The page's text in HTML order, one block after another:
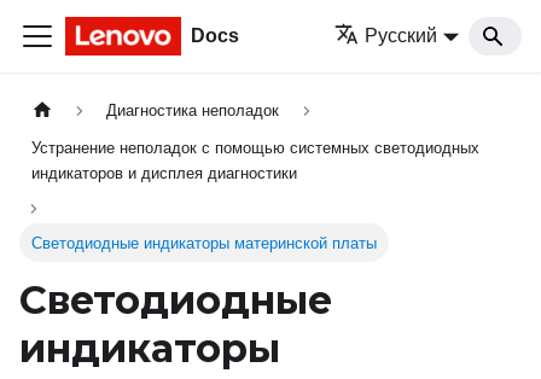
Docs Русский
Диагностика неполадок
Устранение неполадок с помощью системных светодиодных
индикаторов и дисплея диагностики
Светодиодные индикаторы материнской платы
Светодиодные
индикаторы